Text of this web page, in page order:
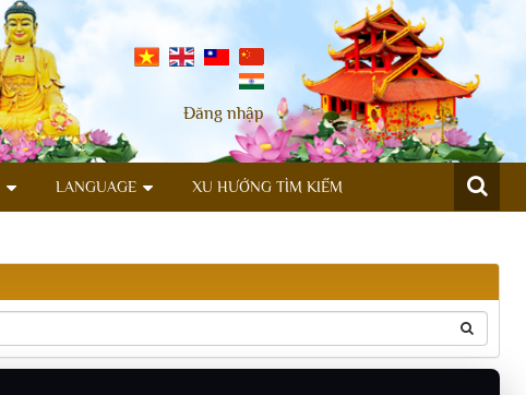
Đăng nhập
LANGUAGE XU HƯỚNG TÌM KIẾM